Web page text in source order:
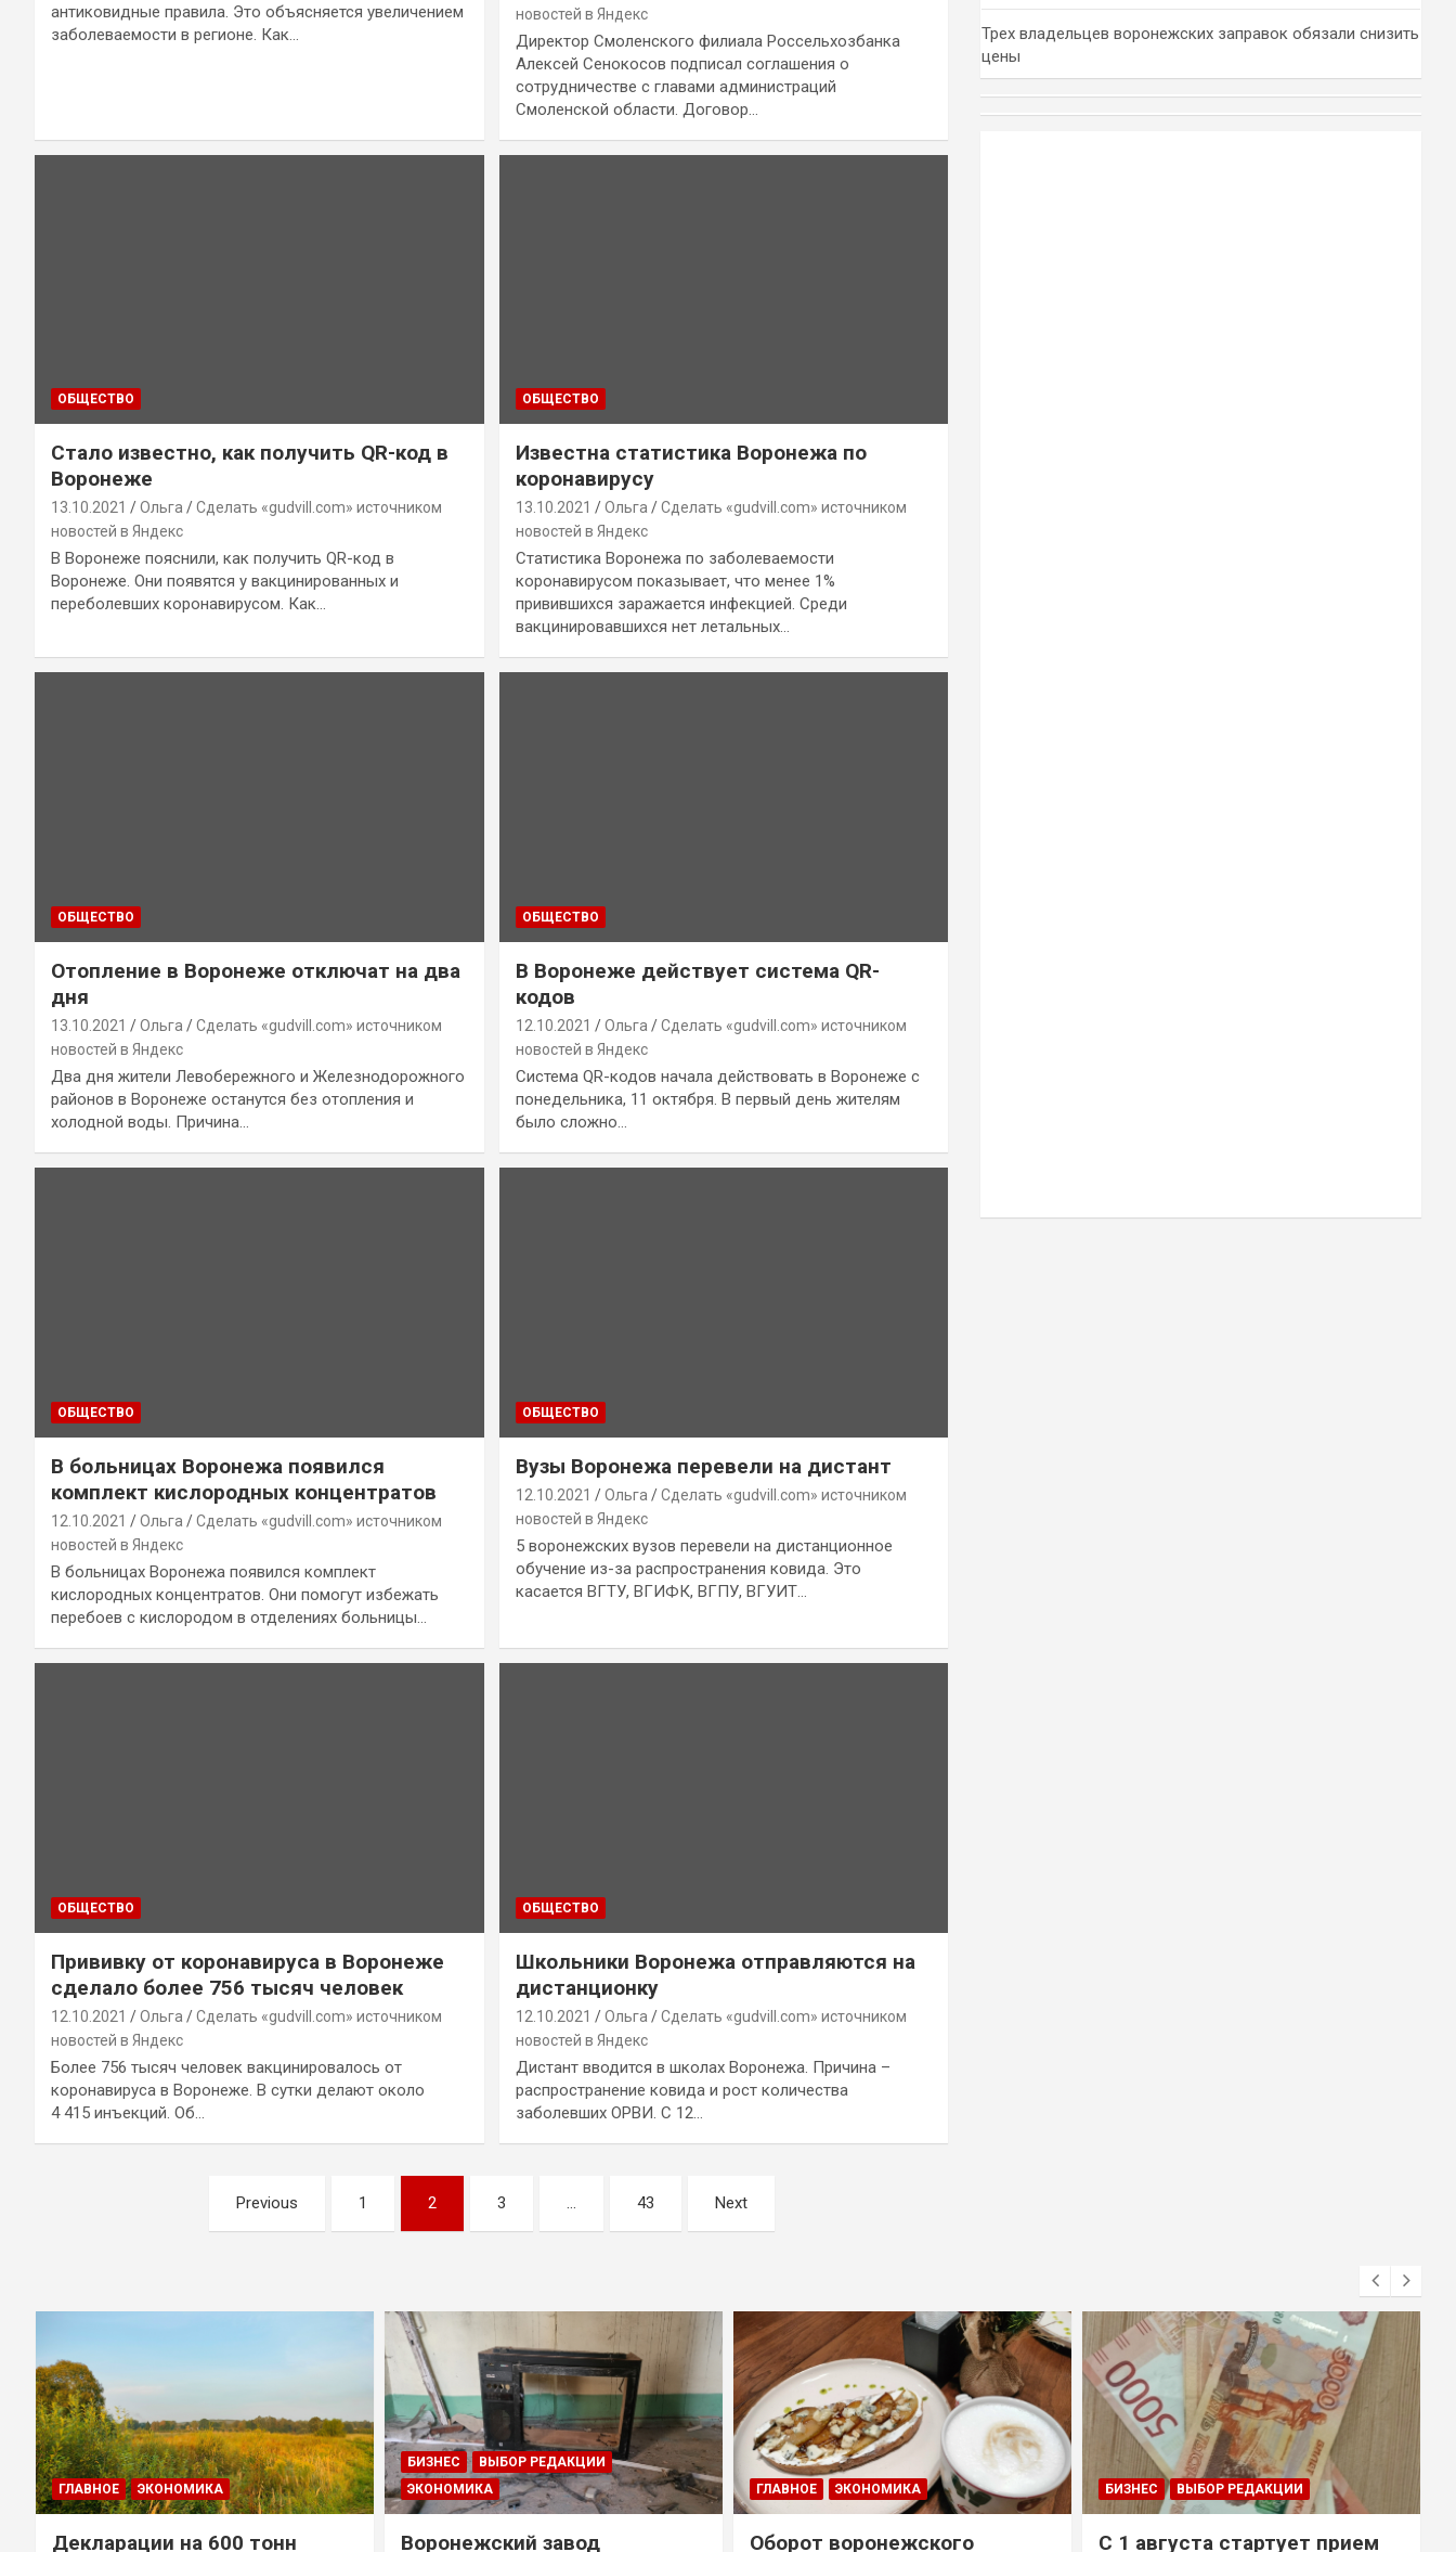
антиковидные правила. Это объясняется увеличением
заболеваемости в регионе. Как…
новостей в Яндекс
Директор Смоленского филиала Россельхозбанка
Алексей Сенокосов подписал соглашения о
сотрудничестве с главами администраций
Смоленской области. Договор…
ОБЩЕСТВО
Стало известно, как получить QR-код в
Воронеже
13.10.2021 Ольга
Сделать «gudvill.com» источником
новостей в Яндекс
В Воронеже пояснили, как получить QR-код в
Воронеже. Они появятся у вакцинированных и
переболевших коронавирусом. Как…
ОБЩЕСТВО
Известна статистика Воронежа по
коронавирусу
13.10.2021 Ольга
Сделать «gudvill.com» источником
новостей в Яндекс
Статистика Воронежа по заболеваемости
коронавирусом показывает, что менее 1%
привившихся заражается инфекцией. Среди
вакцинировавшихся нет летальных…
ОБЩЕСТВО
Отопление в Воронеже отключат на два
дня
13.10.2021 Ольга
Сделать «gudvill.com» источником
новостей в Яндекс
Два дня жители Левобережного и Железнодорожного
районов в Воронеже останутся без отопления и
холодной воды. Причина…
ОБЩЕСТВО
В Воронеже действует система QR-
кодов
12.10.2021 Ольга
Сделать «gudvill.com» источником
новостей в Яндекс
Система QR-кодов начала действовать в Воронеже с
понедельника, 11 октября. В первый день жителям
было сложно…
ОБЩЕСТВО
В больницах Воронежа появился
комплект кислородных концентратов
12.10.2021 Ольга
Сделать «gudvill.com» источником
новостей в Яндекс
В больницах Воронежа появился комплект
кислородных концентратов. Они помогут избежать
перебоев с кислородом в отделениях больницы…
ОБЩЕСТВО
Вузы Воронежа перевели на дистант
12.10.2021 Ольга
Сделать «gudvill.com» источником
новостей в Яндекс
5 воронежских вузов перевели на дистанционное
обучение из-за распространения ковида. Это
касается ВГТУ, ВГИФК, ВГПУ, ВГУИТ…
ОБЩЕСТВО
Прививку от коронавируса в Воронеже
сделало более 756 тысяч человек
12.10.2021 Ольга
Сделать «gudvill.com» источником
новостей в Яндекс
Более 756 тысяч человек вакцинировалось от
коронавируса в Воронеже. В сутки делают около
4 415 инъекций. Об…
ОБЩЕСТВО
Школьники Воронежа отправляются на
дистанционку
12.10.2021 Ольга
Сделать «gudvill.com» источником
новостей в Яндекс
Дистант вводится в школах Воронежа. Причина –
распространение ковида и рост количества
заболевших ОРВИ. С 12…
Previous 1 2 3 … 43 Next
Трех владельцев воронежских заправок обязали снизить
цены
ГЛАВНОЕ ЭКОНОМИКА
Декларации на 600 тонн
БИЗНЕС
ВЫБОР РЕДАКЦИИ
ЭКОНОМИКА
Воронежский завод
ГЛАВНОЕ ЭКОНОМИКА
Оборот воронежского
БИЗНЕС ВЫБОР РЕДАКЦИИ
С 1 августа стартует прием